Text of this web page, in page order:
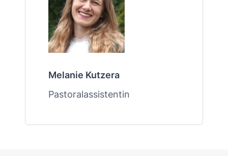
Melanie Kutzera
Pastoralassistentin